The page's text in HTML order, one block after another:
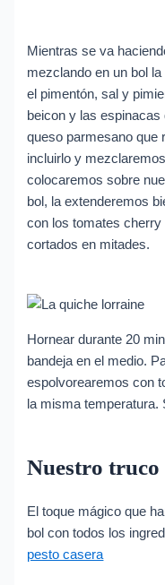
Mientras se va
mezclando en un bol
el pimentón, sal y
beicon y las
queso parmesano que
incluirlo y
colocaremos sobre
bol, la extenderemos
con los tomates
cortados en mitades.
Hornear durante 20
bandeja en el medio.
espolvorearemos con
la misma temperatura.
Nuestro truco
El toque mágico que
bol con todos los
pesto casera